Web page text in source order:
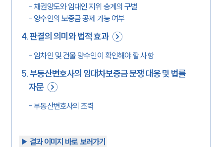
- 채권양도와 임대인 지위 승계의 구별
- 양수인의 보증금 공제 가능 여부
4.판결의 의미와 법적 효과
- 임차인 및 건물 양수인이 확인해야 할 사항
5.부동산변호사의 임대차보증금 분쟁 대응 및 법률
자문
-부동산변호사의 조력
▶︎ 결과 이미지 바로 보러가기